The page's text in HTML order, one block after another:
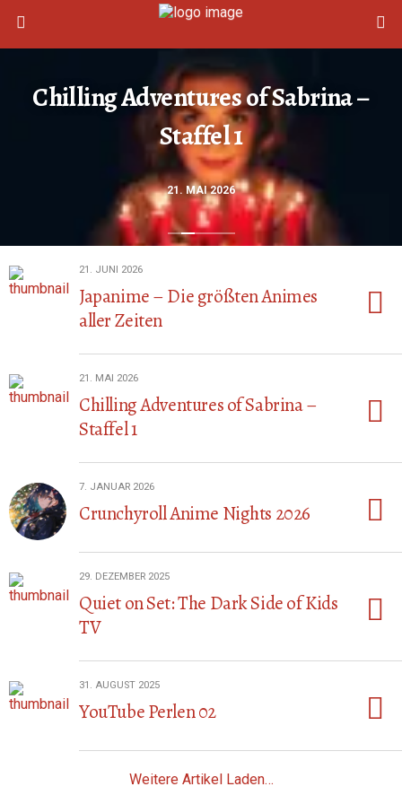
21. MAI 2026
Chilling Adventures of Sabrina –
Staffel 1
21. JUNI 2026
Japanime – Die größten Animes
aller Zeiten
21. MAI 2026
Chilling Adventures of Sabrina –
Staffel 1
7. JANUAR 2026
Crunchyroll Anime Nights 2026
29. DEZEMBER 2025
Quiet on Set: The Dark Side of Kids
TV
31. AUGUST 2025
YouTube Perlen 02
Weitere Artikel Laden…